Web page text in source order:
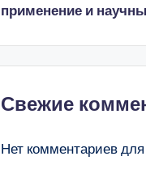
применение и
Свежие
Нет комментариев